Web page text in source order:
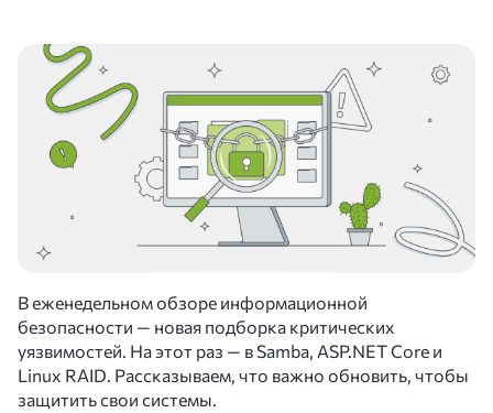
В еженедельном обзоре информационной
безопасности — новая подборка критических
уязвимостей. На этот раз — в Samba, ASP.NET Core и
Linux RAID. Рассказываем, что важно обновить, чтобы
защитить свои системы.